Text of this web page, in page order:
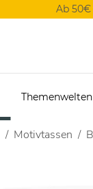
Ab 50€
Themenwelten
Motivtassen